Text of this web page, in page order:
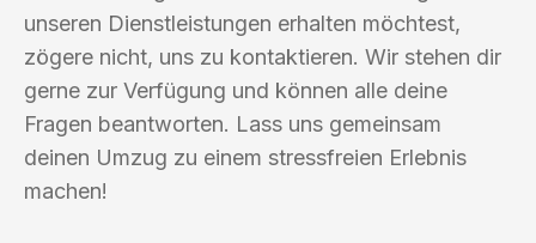
unseren Dienstleistungen erhalten möchtest,
zögere nicht, uns zu kontaktieren. Wir stehen dir
gerne zur Verfügung und können alle deine
Fragen beantworten. Lass uns gemeinsam
deinen Umzug zu einem stressfreien Erlebnis
machen!